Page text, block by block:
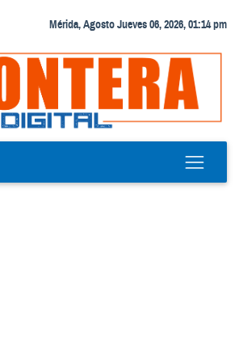
Mérida, Agosto Jueves 06, 2026, 01:14 pm